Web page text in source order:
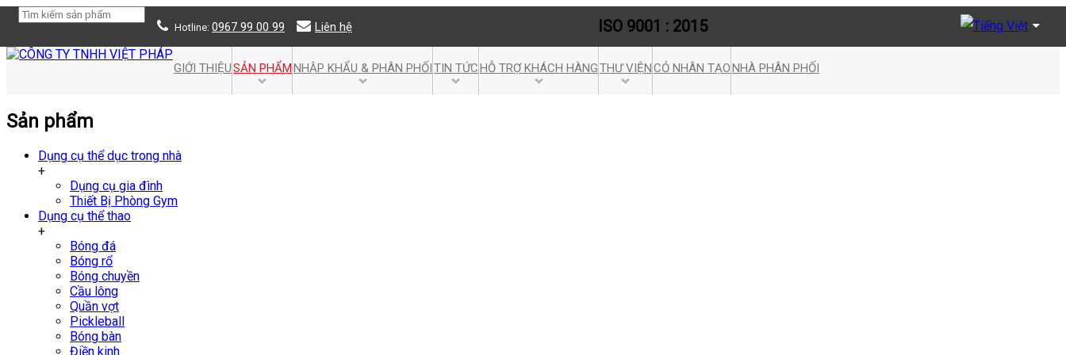
Hotline: 0967 99 00 99 Liên hệ ISO 9001 : 2015
Tiếng Việt
GIỚI THIỆUSẢN PHẨMNHẬP KHẨU & PHÂN PHỐITIN TỨCHỖ TRỢ KHÁCH HÀNGTHƯ VIỆNCỎ NHÂN TẠONHÀ PHÂN PHỐI
Sản phẩm
Dụng cụ thể dục trong nhà
+
Dụng cụ gia đình
Thiết Bị Phòng Gym
Dụng cụ thể thao
+
Bóng đá
Bóng rổ
Bóng chuyền
Cầu lông
Quần vợt
Pickleball
Bóng bàn
Điền kinh